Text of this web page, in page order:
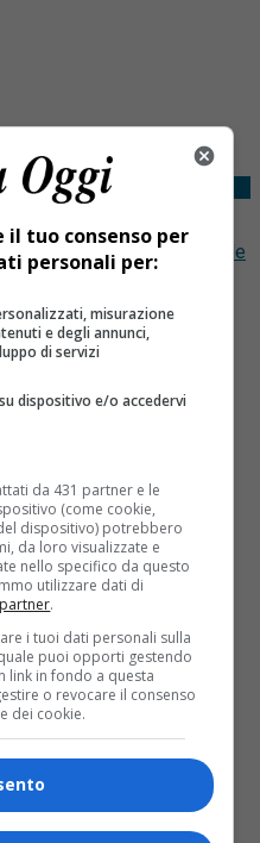
Fonte preferita su Google
alcuni reperti del
scoperte
più importanti del
ad affermarlo è
archeologia,
Novara, Vercelli e Vco
partì per la
gli scavi vennero alla
inaspettati in
scavi per il
, a Cureggioe sul
anno invece venne
a Salussola.
seguendoci su Google
tuo consenso per
personali per:
misurazione
e degli annunci,
di servizi
dispositivo e/o accedervi
da 431 partner e le
(come cookie,
dispositivo) potrebbero
da loro visualizzate e
nello specifico da questo
utilizzare dati di
.
i tuoi dati personali sulla
puoi opporti gestendo
link in fondo a questa
o revocare il consenso
dei cookie.